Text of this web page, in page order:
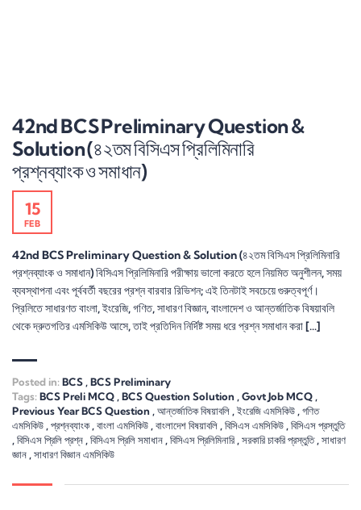
42nd BCS Preliminary Question &
Solution (৪২তম বিসিএস প্রিলিমিনারি
প্রশ্নব্যাংক ও সমাধান)
15
FEB
42nd BCS Preliminary Question & Solution (৪২তম বিসিএস প্রিলিমিনারি
প্রশ্নব্যাংক ও সমাধান) বিসিএস প্রিলিমিনারি পরীক্ষায় ভালো করতে হলে নিয়মিত অনুশীলন, সময়
ব্যবস্থাপনা এবং পূর্ববর্তী বছরের প্রশ্ন বারবার রিভিশন; এই তিনটাই সবচেয়ে গুরুত্বপূর্ণ।
প্রিলিতে সাধারণত বাংলা, ইংরেজি, গণিত, সাধারণ বিজ্ঞান, বাংলাদেশ ও আন্তর্জাতিক বিষয়াবলি
থেকে দ্রুতগতির এমসিকিউ আসে, তাই প্রতিদিন নির্দিষ্ট সময় ধরে প্রশ্ন সমাধান করা […]
Posted in:BCS , BCS Preliminary
Tags:BCS Preli MCQ , BCS Question Solution , Govt Job MCQ ,
Previous Year BCS Question , আন্তর্জাতিক বিষয়াবলি , ইংরেজি এমসিকিউ , গণিত
এমসিকিউ , প্রশ্নব্যাংক, বাংলা এমসিকিউ , বাংলাদেশ বিষয়াবলি , বিসিএস এমসিকিউ , বিসিএস প্রস্তুতি
, বিসিএস প্রিলি প্রশ্ন , বিসিএস প্রিলি সমাধান , বিসিএস প্রিলিমিনারি , সরকারি চাকরি প্রস্তুতি, সাধারণ
জ্ঞান , সাধারণ বিজ্ঞান এমসিকিউ